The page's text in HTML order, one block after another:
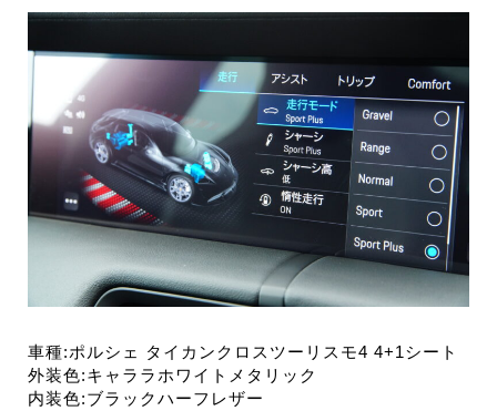
車種:ポルシェ タイカンクロスツーリスモ4 4+1シート
外装色:キャララホワイトメタリック
内装色:ブラックハーフレザー